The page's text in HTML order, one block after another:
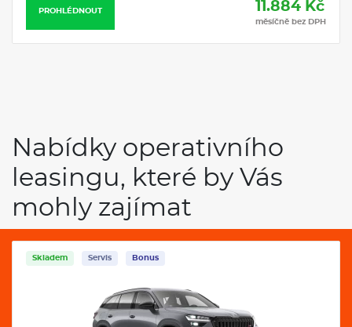
PROHLÉDNOUT 11.884 Kč
měsíčně bez DPH
Nabídky operativního
leasingu, které by Vás
mohly zajímat
Skladem Servis Bonus